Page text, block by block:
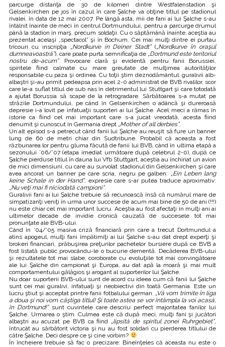
parcurge distanţa de 30 de kilomeri dintre Westfalenstadion şi
Gelsenkirchen pe jos în cazul în care Şalche va obţine titlul pe stadionul
rivalei, în data de 12 mai 2007. Pe lângă asta, mii de fani ai lui Şalche s-au
întâlnit înainte de meci în centrul Dortmundului, pentru a parcurge drumul
până la stadion în marş, precum soldaţii. Cu o săptămână înainte, aceştia au
prezentat acelaşi „spectacol” şi în Bochum. Cei mai mulţi dintre ei purtau
tricouri cu inscripţia „Nordkurve in Deiner Stadt”(„Nordkurve în oraşul
dumneavoastră”), care poate purta semnificaţia de „Dortmund este teritoriul
nostru de-acum”. Provocare clară şi evidentă pentru fanii Borussiei,
spiritele fiind calmate cu mare greutate de mulţimea autorităţilor
responsabile cu paza şi ordinea. Cu toţii ştim deznodământul: guralivii alb-
albaştri şi-au primit pedeapsa prin acel 2-0 administrat de BVB rivalilor, scor
care le-a suflat titlul de sub nas în detrimentul lui Stuttgart şi care totodată
a ajutat Borussia să scape de la retrogradare. Sărbătoarea s-a mutat pe
străzile Dortmundului, pe când în Gelsenkirchen o adâncă şi dureroasă
depresie i-a lovit pe infatuaţii suporteri ai lui Şalche. Acel meci a rămas în
istorie ca fiind cel mai important care s-a jucat vreodată, acesta fiind
denumit şi cunoscut în Germania drept „Mother of all derbies”.
Un alt episod s-a petrecut când fanii lui Şalche au reuşit să fure un banner
lung de 60 de metri chiar din Sudtribune. Probabil că aceasta a fost
răzbunarea lor pentru gluma făcută de fanii lui BVB, când în ultima etapă a
sezonului ’06/’07 (etapa imediat următoare după celebrul 2-0), după ce
Şalche pierduse titlul în dauna lui Vfb Stuttgart, aceştia au închiriat un avion
de mici dimensiuni, cu care au survolat stadionul din Gelsenkirchen şi care
avea ancorat un banner pe care scria, negru pe galben: „Ein Leben lang
keine Schale in der Hand”, expresie care s-ar putea traduce aproximativ:
„Nu veţi mai fi niciodată campioni”.
Guralivii fani ai lui Şalche trebuie să recunoască însă că numărul mare de
simpatizanţi veniţi în urma unor succese de acum mai bine de 50 de ani (!!!)
nu este chiar cel mai important lucru. Aceştia au fost afectaţi în mulţi ani ai
ultimelor decade de invidie cronică cauzată de succesele tot mai
pronunţate ale BVB-ului.
Când în ’04/’05 masiva criză financiară prin care a trecut Dortmundul a
atins apogeul, mulţi fani împătimiţi ai lui Şalche s-au dat drept experţi şi
brokeri financiari, prăbuşirea preţurilor pachetelor bursiere după ce BVB a
fost listată public provocându-le o bucurie dementă. Decăderea BVB-ului
şi rezultatele tot mai slabe, coroborate cu evoluţiile tot mai convingătoare
ale lui Şalche din campionat şi Europa, au dat apă la moară şi mai mult
comportamentului gălăgios şi arogant al suporterilor lui Şalche.
Nu doar suporterii BVB-ului sunt de acord cu ideea cum că fanii lui Şalche
sunt cei mai guralivi, infatuaţi şi neobiectivi din toată Germania. Este un
lucru ştiut şi acceptat printre fanii fotbalului german. „Vă vom trimite în liga
a doua şi noi vom câştiga titlul! Şi toate astea se vor întâmpla la voi acasă,
în Dortmund!”sunt cuvintele care descriu perfect majoritatea fanilor lui
Şalche. Urmarea o ştim. Culmea este că după meci, mulţi fani şi jucători
albaştri au acuzat pe BVB ca fiind „lipsită de spiritul zonei Ruhrgebiet”,
întrucât au sărbătorit victoria şi nu au fost solidari cu pierderea titlului de
către Şalche. Deci despre ce şi cine vorbim?
În încheiere trebuie să fac o precizare: Bineînţeles că aceasta nu este o